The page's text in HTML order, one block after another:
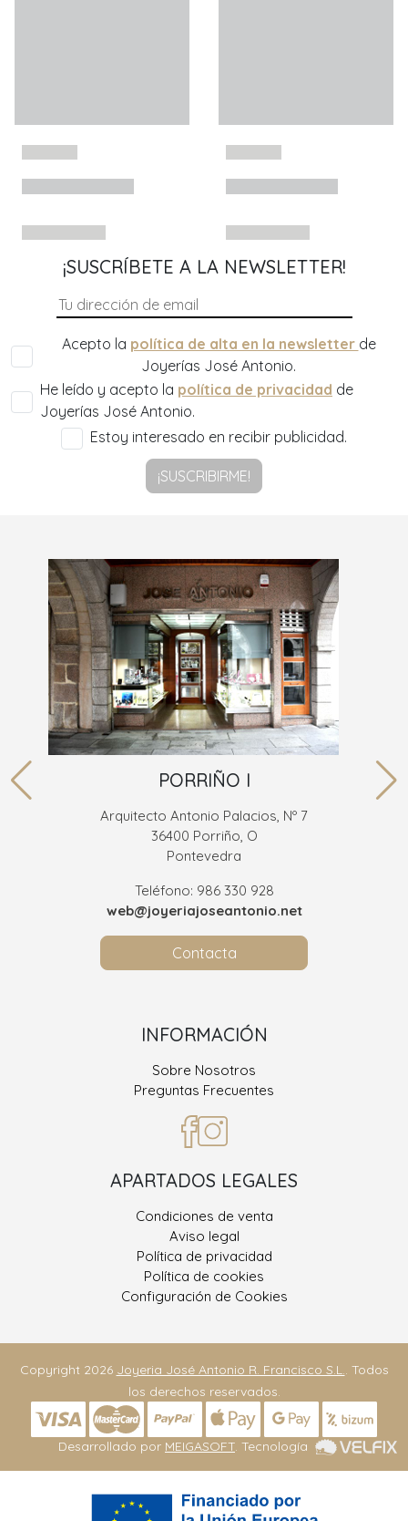
¡SUSCRÍBETE A LA NEWSLETTER!
Acepto la política de alta en la newsletter de
Joyerías José Antonio.
He leído y acepto la política de privacidad de
Joyerías José Antonio.
Estoy interesado en recibir publicidad.
¡SUSCRIBIRME!
PORRIÑO I
Arquitecto Antonio Palacios, Nº 7
36400 Porriño, O
Pontevedra
Teléfono: 986 330 928
web@joyeriajoseantonio.net
Contacta
INFORMACIÓN
Sobre Nosotros
Preguntas Frecuentes
APARTADOS LEGALES
Condiciones de venta
Aviso legal
Política de privacidad
Política de cookies
Configuración de Cookies
Copyright 2026 Joyeria José Antonio R. Francisco S.L.. Todos
los derechos reservados.
Desarrollado por MEIGASOFT . Tecnología